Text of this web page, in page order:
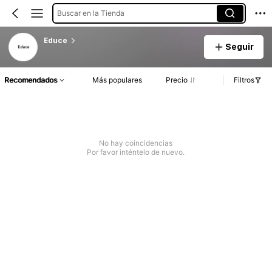
Buscar en la Tienda
Educe
Seguir
Recomendados Más populares Precio Filtros
No hay coincidencias
Por favor inténtelo de nuevo.